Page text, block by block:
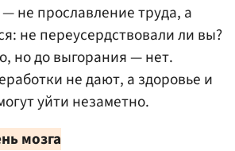
не прославление труда, а
не переусердствовали ли вы?
но до выгорания — нет.
не дают, а здоровье и
уйти незаметно.
мозга